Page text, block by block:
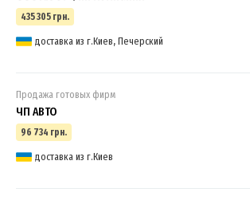
435 305 грн.
доставка из г.Киев, Печерский
Продажа готовых фирм
ЧП АВТО
96 734 грн.
доставка из г.Киев